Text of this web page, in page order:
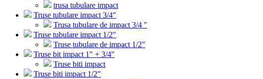
trusa tubulare impact
Truse tubulare impact 3/4"
Trusa tubulare de impact 3/4 "
Truse tubulare impact 1/2"
Truse tubulare de impact 1/2"
Truse bit impact 1" + 3/4"
Truse biti impact
Truse biti impact 1/2"